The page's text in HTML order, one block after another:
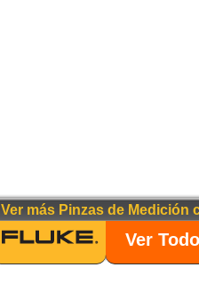
Ver más Pinzas de Medición
Ver Todo